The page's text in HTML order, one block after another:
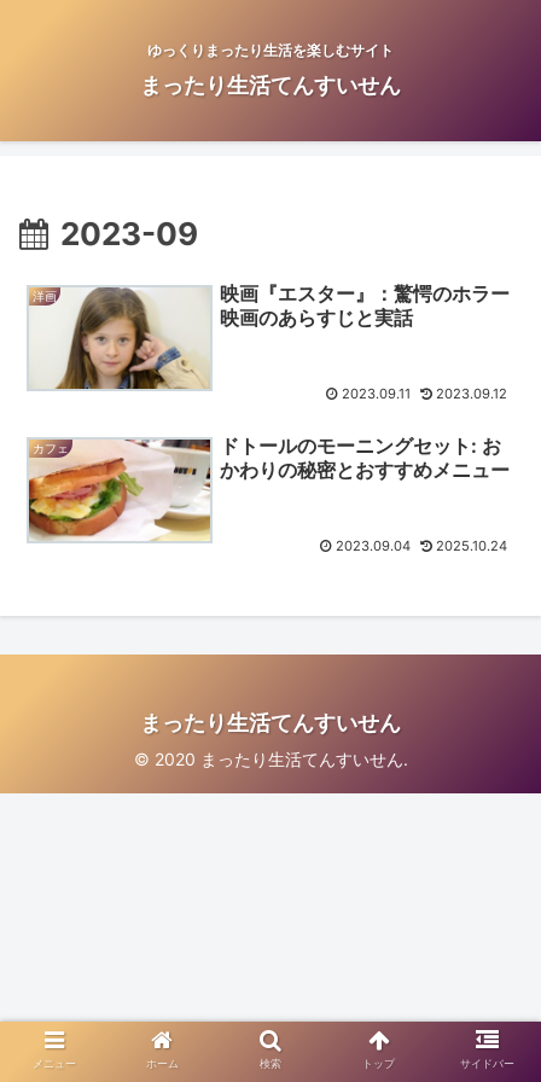
ゆっくりまったり生活を楽しむサイト
まったり生活てんすいせん
2023-09
洋画
映画『エスター』：驚愕のホラー
映画のあらすじと実話
2023.09.11 2023.09.12
カフェ
ドトールのモーニングセット: お
かわりの秘密とおすすめメニュー
2023.09.04 2025.10.24
まったり生活てんすいせん
© 2020 まったり生活てんすいせん.
メニュー ホーム 検索 トップ サイドバー